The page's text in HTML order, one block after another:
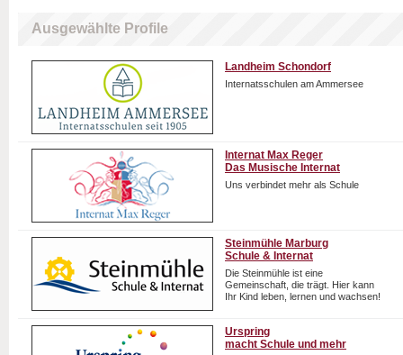
Ausgewählte Profile
Landheim Schondorf
Internatsschulen am Ammersee
Internat Max Reger
Das Musische Internat
Uns verbindet mehr als Schule
Steinmühle Marburg
Schule & Internat
Die Steinmühle ist eine
Gemeinschaft, die trägt. Hier kann
Ihr Kind leben, lernen und wachsen!
Urspring
macht Schule und mehr